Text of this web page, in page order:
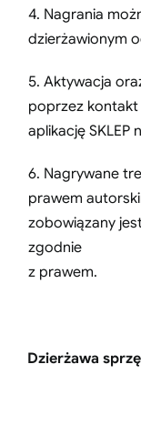
4. Nagrania
dzierżawionym
5. Aktywacja
poprzez kontakt
aplikację SKLEP
6. Nagrywane
prawem
zobowiązany
zgodnie
z prawem.
Dzierżawa